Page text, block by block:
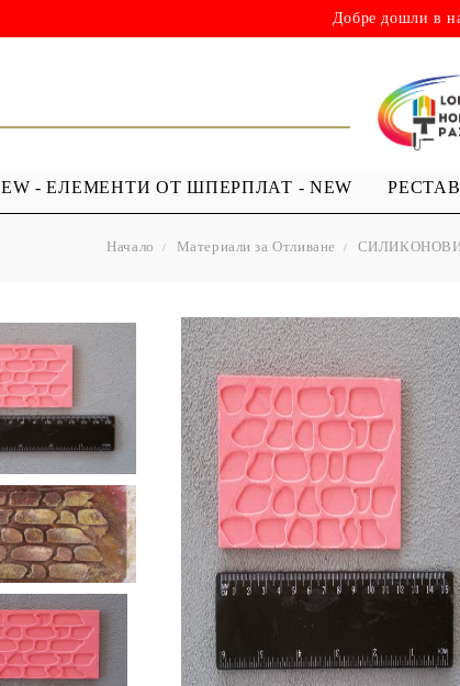
Добре дошли в
ЗА
БОИ
(
вода )
Дъждовни Капки
Хибриден Лак ( Акрил с
Фирнис
ШАБЛОНИ
Многократна
Мандали
Дебели
ШАБЛОНИ
АНТИЧНИ ПАСТИ И
ВАКСИ
Антични Вакси
МЕБЕЛИ
- ЕЛЕМЕНТИ ОТ ШПЕРПЛАТ - NEW
Начало Материали за Отливане